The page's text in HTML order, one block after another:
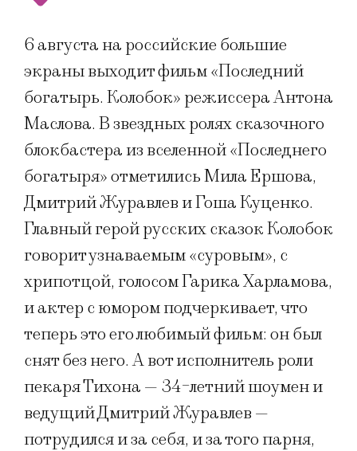
6 августа на российские большие
экраны выходит фильм «Последний
богатырь. Колобок» режиссера Антона
Маслова. В звездных ролях сказочного
блокбастера из вселенной «Последнего
богатыря» отметились Мила Ершова,
Дмитрий Журавлев и Гоша Куценко.
Главный герой русских сказок Колобок
говорит узнаваемым «суровым», с
хрипотцой, голосом Гарика Харламова,
и актер с юмором подчеркивает, что
теперь это его любимый фильм: он был
снят без него. А вот исполнитель роли
пекаря Тихона — 34-летний шоумен и
ведущий Дмитрий Журавлев —
потрудился и за себя, и за того парня,